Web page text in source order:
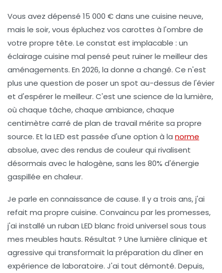
Vous avez dépensé 15 000 € dans une cuisine neuve,
mais le soir, vous épluchez vos carottes à l'ombre de
votre propre tête. Le constat est implacable : un
éclairage cuisine mal pensé peut ruiner le meilleur des
aménagements. En 2026, la donne a changé. Ce n'est
plus une question de poser un spot au-dessus de l'évier
et d'espérer le meilleur. C'est une science de la lumière,
où chaque tâche, chaque ambiance, chaque
centimètre carré de plan de travail mérite sa propre
source. Et la LED est passée d'une option à la norme
absolue, avec des rendus de couleur qui rivalisent
désormais avec le halogène, sans les 80% d'énergie
gaspillée en chaleur.
Je parle en connaissance de cause. Il y a trois ans, j'ai
refait ma propre cuisine. Convaincu par les promesses,
j'ai installé un ruban LED blanc froid universel sous tous
mes meubles hauts. Résultat ? Une lumière clinique et
agressive qui transformait la préparation du dîner en
expérience de laboratoire. J'ai tout démonté. Depuis,